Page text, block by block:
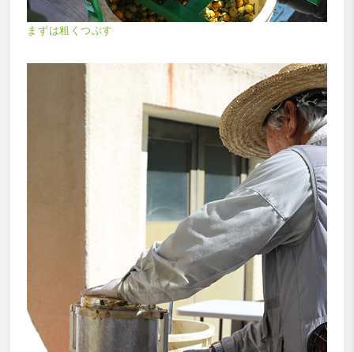
まずは粗くつぶす